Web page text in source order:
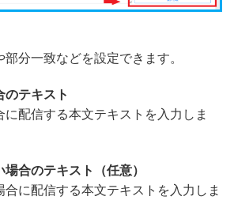
分一致などを設定できます。
のテキスト
配信する本文テキストを入力しま
場合のテキスト（任意）
に配信する本文テキストを入力しま